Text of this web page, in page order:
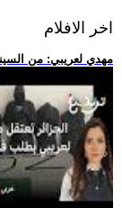
اخر الافلام
.. مهدي لعريبي: من